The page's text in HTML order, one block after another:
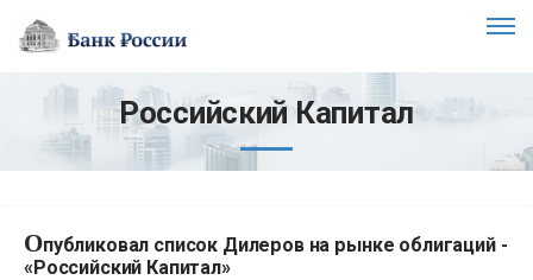
Российский Капитал
Опубликовал список Дилеров на рынке облигаций -
«Российский Капитал»